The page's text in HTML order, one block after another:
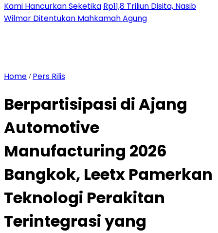
Kami Hancurkan Seketika Rp11,8 Triliun Disita, Nasib
Wilmar Ditentukan Mahkamah Agung
Home / Pers Rilis
Berpartisipasi di Ajang
Automotive
Manufacturing 2026
Bangkok, Leetx Pamerkan
Teknologi Perakitan
Terintegrasi yang